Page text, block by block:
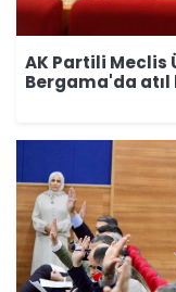
AK Partili Meclis
Bergama'da atıl